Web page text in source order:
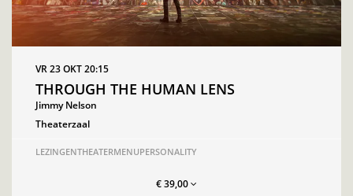
THROUGH THE HUMAN LENS
Jimmy Nelson
VR 23 OKT20:15
Theaterzaal
LEZINGENTHEATERMENUPERSONALITY
€ 39,00